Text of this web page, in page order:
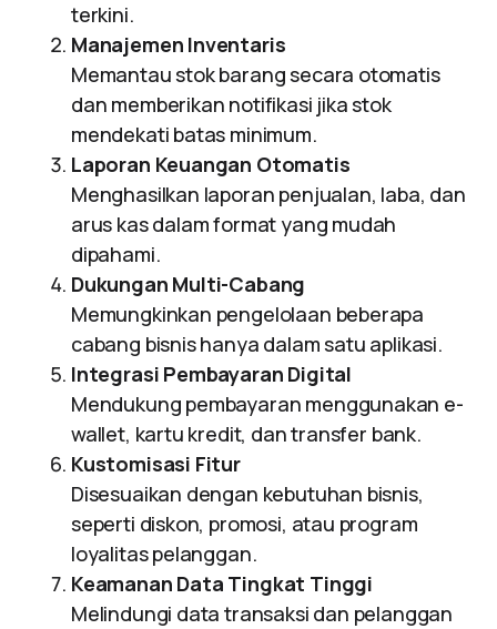
terkini.
Manajemen Inventaris
Memantau stok barang secara otomatis
dan memberikan notifikasi jika stok
mendekati batas minimum.
Laporan Keuangan Otomatis
Menghasilkan laporan penjualan, laba, dan
arus kas dalam format yang mudah
dipahami.
Dukungan Multi-Cabang
Memungkinkan pengelolaan beberapa
cabang bisnis hanya dalam satu aplikasi.
Integrasi Pembayaran Digital
Mendukung pembayaran menggunakan e-
wallet, kartu kredit, dan transfer bank.
Kustomisasi Fitur
Disesuaikan dengan kebutuhan bisnis,
seperti diskon, promosi, atau program
loyalitas pelanggan.
Keamanan Data Tingkat Tinggi
Melindungi data transaksi dan pelanggan